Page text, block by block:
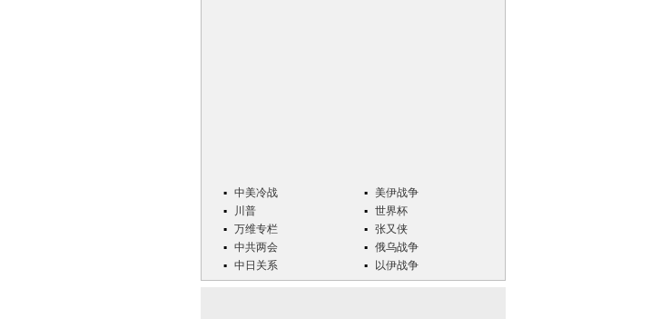
中美冷战
美伊战争
川普
世界杯
万维专栏
张又侠
中共两会
俄乌战争
中日关系
以伊战争